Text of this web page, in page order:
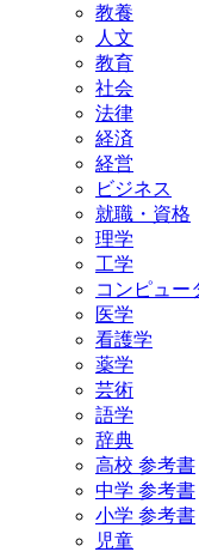
教養
人文
教育
社会
法律
経済
経営
ビジネス
就職・資格
理学
工学
コンピュー
医学
看護学
薬学
芸術
語学
辞典
高校 参考書
中学 参考書
小学 参考書
児童